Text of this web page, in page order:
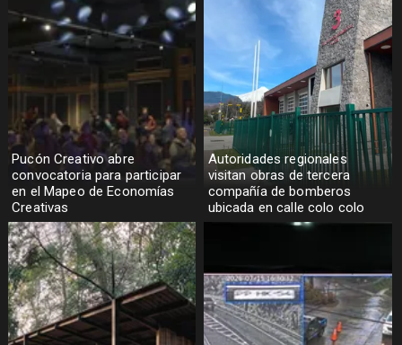
Pucón Creativo abre
convocatoria para participar
en el Mapeo de Economías
Creativas
Autoridades regionales
visitan obras de tercera
compañía de bomberos
ubicada en calle colo colo